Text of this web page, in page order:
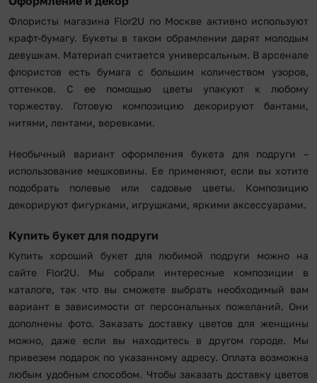
Флористы магазина Flor2U по Москве активно используют
крафт-бумагу. Букеты в таком обрамлении дарят молодым
девушкам. Материал считается универсальным. В арсенале
флористов есть бумага с большим количеством узоров,
оттенков. С ее помощью цветы упакуют к любому
торжеству. Готовую композицию декорируют бантами,
нитями, лентами, веревками.
Необычный вариант оформления букета для подруги –
использование мешковины. Ее применяют, если вы хотите
подобрать полевые или садовые цветы. Композицию
декорируют фигурками, игрушками, яркими аксессуарами.
Купить букет для подруги
Купить хороший букет для любимой подруги можно на
сайте Flor2U. Мы собрали интересные композиции в
каталоге, так что вы сможете выбрать необходимый вам
вариант в зависимости от персональных пожеланий. Они
дополнены фото. Заказать доставку цветов для женщины
можно, даже если вы находитесь в другом городе. Мы
привезем подарок по указанному адресу. Оплата возможна
любым удобным способом. Чтобы заказать доставку цветов